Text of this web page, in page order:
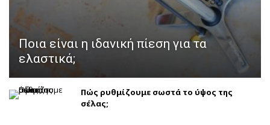
Ποια είναι η ιδανική πίεση για τα
ελαστικά;
Πώς ρυθμίζουμε σωστά το ύψος της
σέλας;